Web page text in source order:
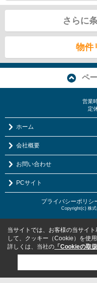
さらに
物件
ペ
営業
定
ホーム
会社概要
お問い合わせ
PCサイト
プライバシーポリシ
Copyright(c) 株
当サイトでは、お客様の当サイ
して、クッキー（Cookie）を使用
詳しくは、当社の 「Cookieの取